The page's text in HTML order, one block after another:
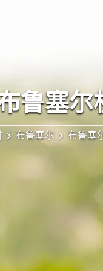
鲁塞尔
布鲁塞尔 布鲁塞